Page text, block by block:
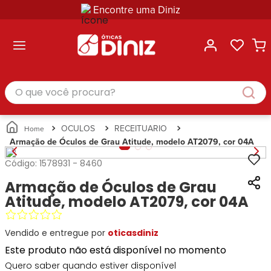
Encontre uma Diniz
Masculino
Feminino
Infantil
Unissex
Busque
Por
Marcas
Hickmann
Bulget
Miu-
Miu
Guess
Lacoste
Categorias
Masculino
Feminino
Infantil
Unissex
Busque
Por
Ray-
Ban
Prada
Ana
Tecnol
Correntes
para
Óculos
Estojos
para
Óculos
Soluções
e
Cuidados
Busque
Ray-
Ban
Armani
Tommy
Hilfiger
Ana
Hickmann
Speedo
Categoria
Armações
de Óculos
Óculos
de Sol
para
Estojo
para
Óculos
Gênero
Masculino
Feminino
O que você procura?
OCULOS
RECEITUARIO
Armação de Óculos de Grau Atitude, modelo AT2079, cor 04A
Código: 1578931 - 8460
Armação de Óculos de Grau
Atitude, modelo AT2079, cor 04A
Vendido e entregue por oticasdiniz
Este produto não está disponível no momento
Quero saber quando estiver disponível